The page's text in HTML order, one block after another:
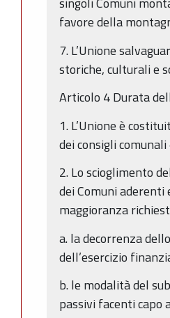
favore della
7. L’Unione
storiche, culturali e
Articolo 4 Durata
1. L’Unione è
dei consigli
2. Lo scioglimento
dei Comuni aderenti
maggioranza
a. la decorrenza
dell’esercizio
b. le modalità del
passivi facenti capo